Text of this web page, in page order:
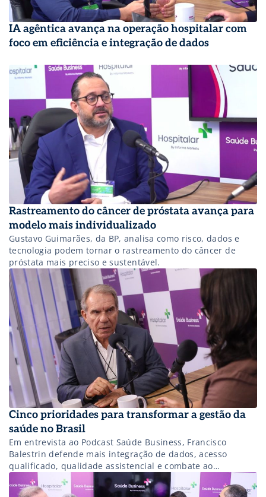
IA agêntica avança na operação hospitalar com
foco em eficiência e integração de dados
Rastreamento do câncer de próstata avança para
modelo mais individualizado
Gustavo Guimarães, da BP, analisa como risco, dados e
tecnologia podem tornar o rastreamento do câncer de
próstata mais preciso e sustentável.
Cinco prioridades para transformar a gestão da
saúde no Brasil
Em entrevista ao Podcast Saúde Business, Francisco
Balestrin defende mais integração de dados, acesso
qualificado, qualidade assistencial e combate ao
desperdício como caminhos para tornar o sistema mais
eficiente e sustentável.